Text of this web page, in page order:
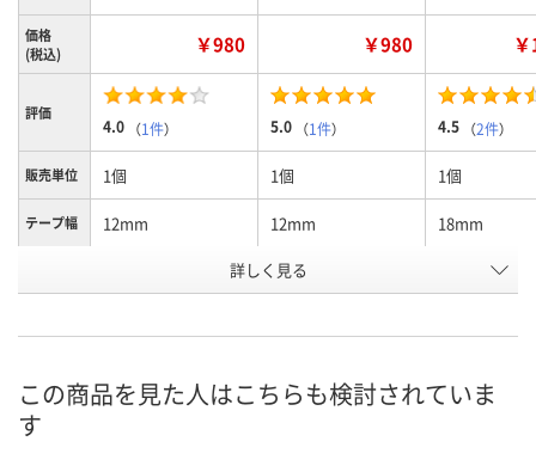
価格
(税込)
￥980 ￥980
評価
4.0 （1件） 5.0 （1件） 4.5 （2件）
販売単位 1個 1個 1個
テープ幅 12mm 12mm 18mm
青ラベル 黒文字 青ラベル 白
号
お届け日
詳しく見る
この商品を見た人はこちらも検討されていま
す